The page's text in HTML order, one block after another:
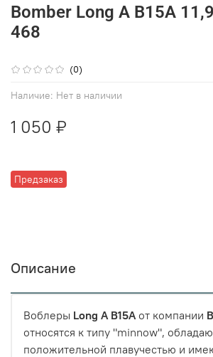
(0)
Наличие: Нет в наличии
Предзаказ
Bomber Long A B15A
468
1 050 ₽
Описание
Воблеры Long A B15A от компании
относятся к типу "minnow",
положительной плавучестью и